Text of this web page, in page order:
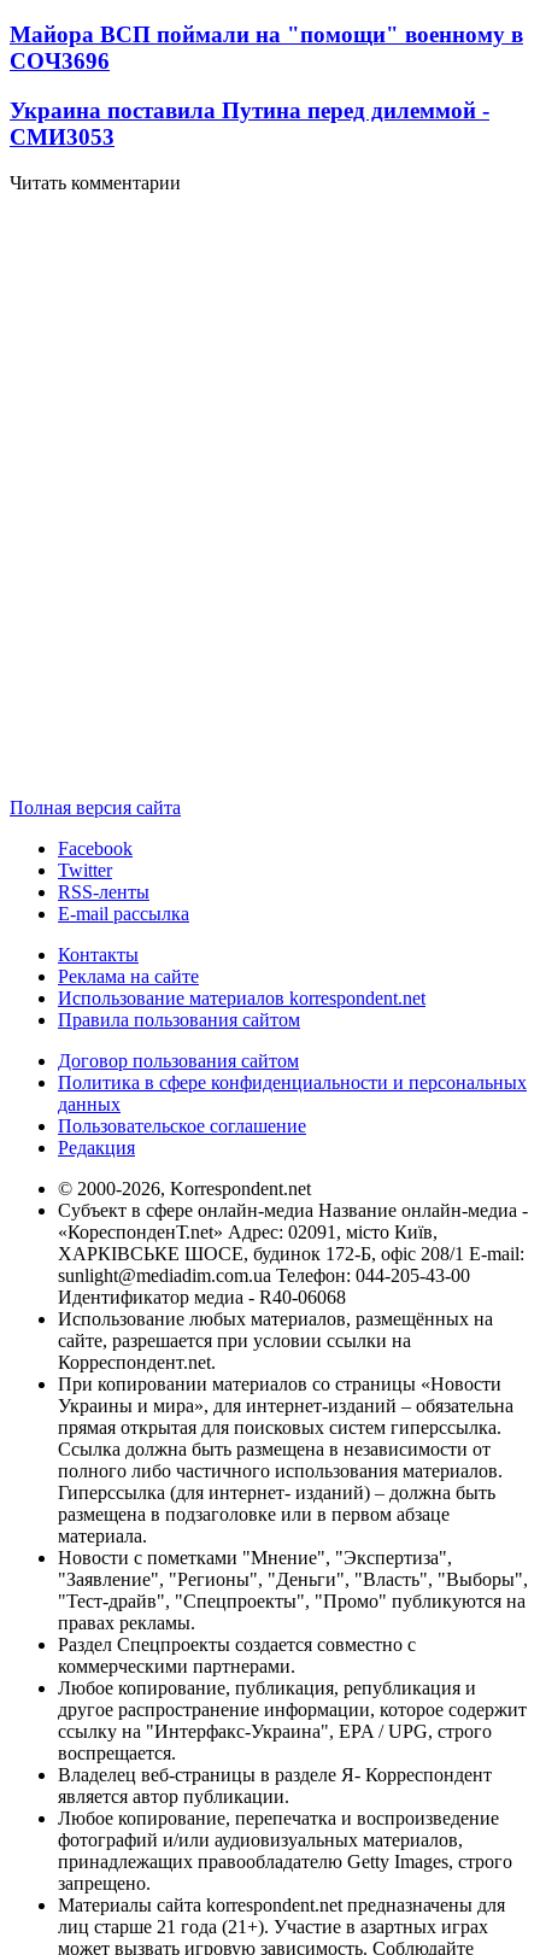
Майора ВСП поймали на "помощи" военному в
СОЧ3696
Украина поставила Путина перед дилеммой -
СМИ3053
Читать комментарии
Полная версия сайта
Facebook
Twitter
RSS-ленты
E-mail рассылка
Контакты
Реклама на сайте
Использование материалов korrespondent.net
Правила пользования сайтом
Договор пользования сайтом
Политика в сфере конфиденциальности и персональных
данных
Пользовательское соглашение
Редакция
© 2000-2026, Korrespondent.net
Субъект в сфере онлайн-медиа Название онлайн-медиа -
«КореспонденТ.net» Адрес: 02091, місто Київ,
ХАРКІВСЬКЕ ШОСЕ, будинок 172-Б, офіс 208/1 E-mail:
sunlight@mediadim.com.ua Телефон: 044-205-43-00
Идентификатор медиа - R40-06068
Использование любых материалов, размещённых на
сайте, разрешается при условии ссылки на
Корреспондент.net.
При копировании материалов со страницы «Новости
Украины и мира», для интернет-изданий – обязательна
прямая открытая для поисковых систем гиперссылка.
Ссылка должна быть размещена в независимости от
полного либо частичного использования материалов.
Гиперссылка (для интернет- изданий) – должна быть
размещена в подзаголовке или в первом абзаце
материала.
Новости с пометками "Мнение", "Экспертиза",
"Заявление", "Регионы", "Деньги", "Власть", "Выборы",
"Тест-драйв", "Спецпроекты", "Промо" публикуются на
правах рекламы.
Раздел Спецпроекты создается совместно с
коммерческими партнерами.
Любое копирование, публикация, републикация и
другое распространение информации, которое содержит
ссылку на "Интерфакс-Украина", EPA / UPG, строго
воспрещается.
Владелец веб-страницы в разделе Я- Корреспондент
является автор публикации.
Любое копирование, перепечатка и воспроизведение
фотографий и/или аудиовизуальных материалов,
принадлежащих правообладателю Getty Images, строго
запрещено.
Материалы сайта korrespondent.net предназначены для
лиц старше 21 года (21+). Участие в азартных играх
может вызвать игровую зависимость. Соблюдайте